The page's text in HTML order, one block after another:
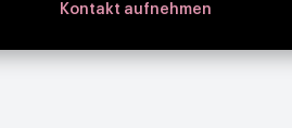
Kontakt aufnehmen